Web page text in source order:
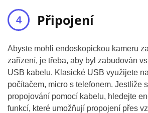
Připojení
Abyste mohli endoskopickou kameru
zařízení, je třeba, aby byl zabudován
USB kabelu. Klasické USB využijete
počítačem, micro s telefonem. Jestliže
propojování pomocí kabelu, hledejte
funkcí, které umožňují propojení přes